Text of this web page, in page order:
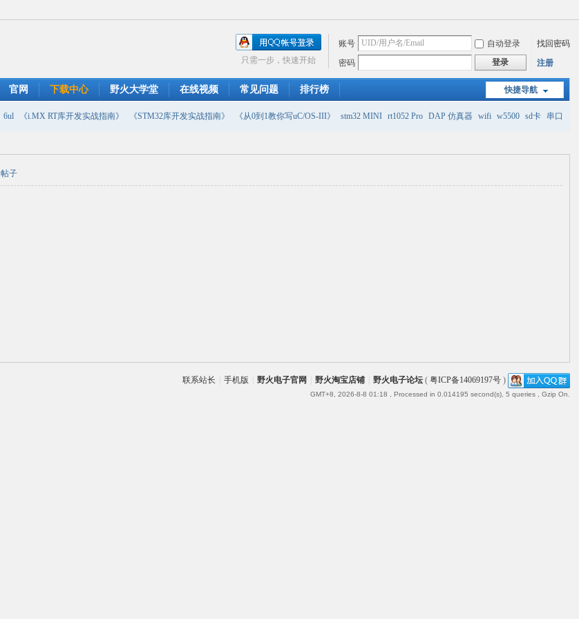
账号 自动登录
找回密码
密码
登录 注册
只需一步，快速开始
快捷导航
官网 下载中心 野火大学堂 在线视频 常见问题 排行榜
6ul 《i.MX RT库开发实战指南》 《STM32库开发实战指南》 《从0到1教你写uC/OS-III》 stm32 MINI rt1052 Pro DAP 仿真器 wifi w5500 sd卡 串口
帖子
联系站长 手机版 野火电子官网 野火淘宝店铺 野火电子论坛( 粤ICP备14069197号)
GMT+8, 2026-8-8 01:18 , Processed in 0.014195 second(s), 5 queries , Gzip On.